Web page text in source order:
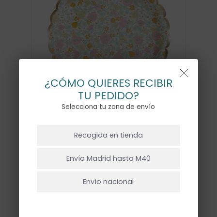
PLATOS SHABBY GOLD –
¿CÓMO QUIERES RECIBIR
TU PEDIDO?
Selecciona tu zona de envío
Recogida en tienda
Envío Madrid hasta M40
Envío nacional